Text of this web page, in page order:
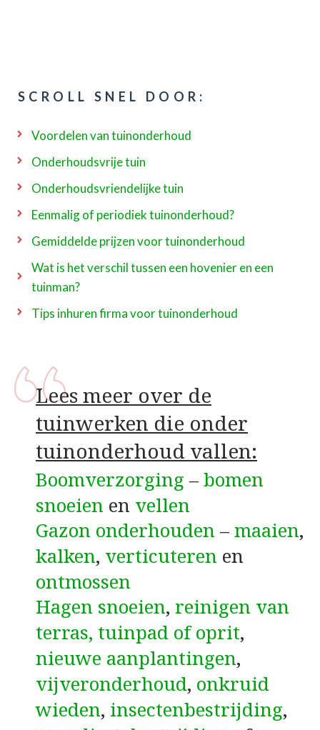
SCROLL SNEL DOOR:
Voordelen van tuinonderhoud
Onderhoudsvrije tuin
Onderhoudsvriendelijke tuin
Eenmalig of periodiek tuinonderhoud?
Gemiddelde prijzen voor tuinonderhoud
Wat is het verschil tussen een hovenier en een
tuinman?
Tips inhuren firma voor tuinonderhoud
Lees meer over de
tuinwerken die onder
tuinonderhoud vallen:
Boomverzorging –bomen
snoeien en vellen
Gazon onderhouden –maaien,
kalken, verticuteren en
ontmossen
Hagen snoeien, reinigen van
terras, tuinpad of oprit,
nieuwe aanplantingen,
vijveronderhoud, onkruid
wieden, insectenbestrijding,